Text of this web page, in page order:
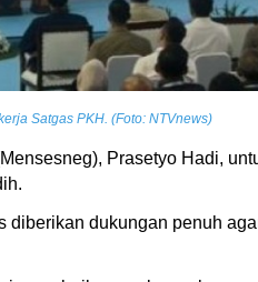
Satgas PKH. (Foto: NTVnews)
Prasetyo Hadi,
dukungan penuh